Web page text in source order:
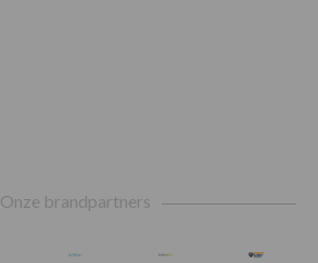
Onze brandpartners